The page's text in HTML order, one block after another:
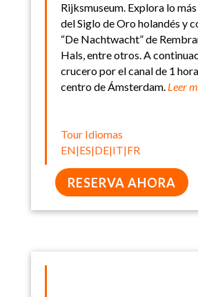
Rijksmuseum. Explora lo
del Siglo de Oro holandés y
“De Nachtwacht” de
Hals, entre otros.A
crucero por el canal de 1
centro de Ámsterdam. Leer
Tour Idiomas
EN|ES|DE|IT|FR
RESERVA AHORA